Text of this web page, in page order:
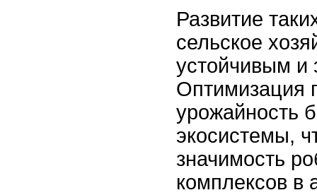
Развитие
сельское
устойчивым
Оптимизация
урожайность
экосистемы,
значимость
комплексов в